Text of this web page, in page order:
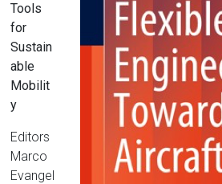
Tools
for
Sustain
able
Mobilit
y
Editors
Marco
Evangel